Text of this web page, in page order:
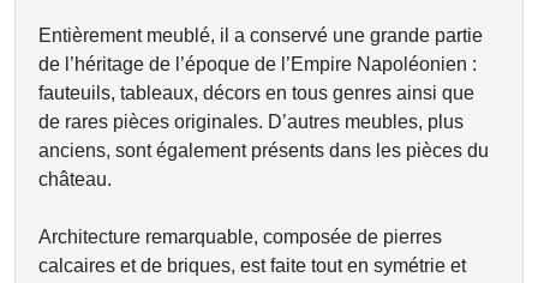
Entièrement meublé, il a conservé une grande partie
de l’héritage de l’époque de l’Empire Napoléonien :
fauteuils, tableaux, décors en tous genres ainsi que
de rares pièces originales. D’autres meubles, plus
anciens, sont également présents dans les pièces du
château.
Architecture remarquable, composée de pierres
calcaires et de briques, est faite tout en symétrie et